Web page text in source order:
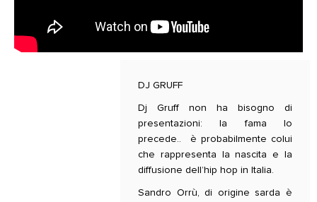
DJ GRUFF
Dj Gruff non ha bisogno di
presentazioni: la fama lo
precede.. è probabilmente colui
che rappresenta la nascita e la
diffusione dell’hip hop in Italia.
Sandro Orrù, di origine sarda è